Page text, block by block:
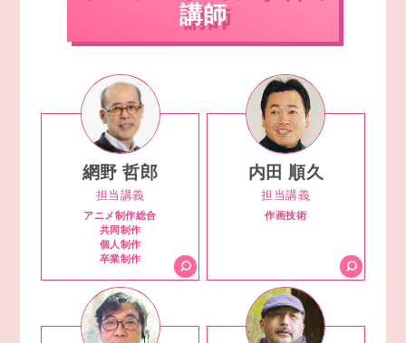
講師
網野 哲郎
担当講義
アニメ制作総合
共同制作
個人制作
卒業制作
内田 順久
担当講義
作画技術